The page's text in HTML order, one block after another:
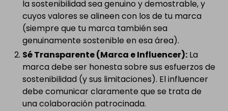
la sostenibilidad sea genuino y demostrable, y
cuyos valores se alineen con los de tu marca
(siempre que tu marca también sea
genuinamente sostenible en esa área).
Sé Transparente (Marca e Influencer): La
marca debe ser honesta sobre sus esfuerzos de
sostenibilidad (y sus limitaciones). El influencer
debe comunicar claramente que se trata de
una colaboración patrocinada.